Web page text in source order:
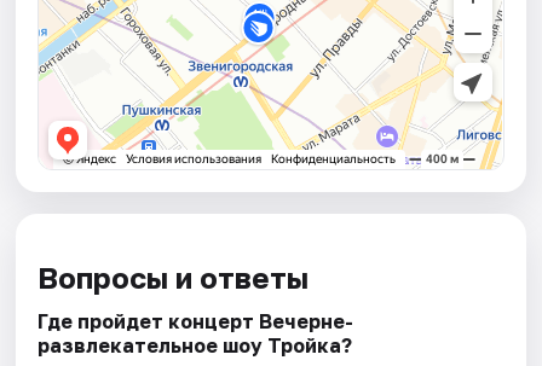
Вопросы и ответы
Где пройдет концерт Вечерне-
развлекательное шоу Тройка?